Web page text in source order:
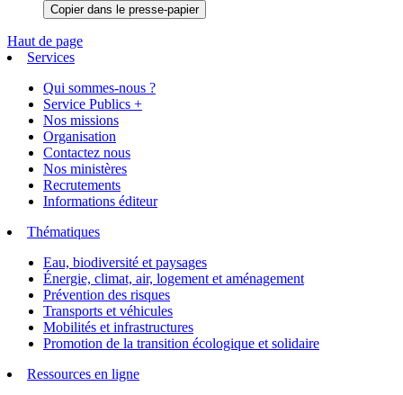
Copier dans le presse-papier
Haut de page
Services
Qui sommes-nous ?
Service Publics +
Nos missions
Organisation
Contactez nous
Nos ministères
Recrutements
Informations éditeur
Thématiques
Eau, biodiversité et paysages
Énergie, climat, air, logement et aménagement
Prévention des risques
Transports et véhicules
Mobilités et infrastructures
Promotion de la transition écologique et solidaire
Ressources en ligne